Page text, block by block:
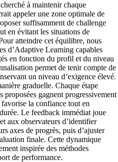
à maintenir chaque
appeler une zone optimale de
suffisamment de challenge
en évitant les situations de
atteindre cet équilibre, nous
d’Adaptive Learning capables
en fonction du profil et du niveau
permet de tenir compte de
un niveau d’exigence élevé.
graduelle. Chaque étape
proposées gagnent progressivement
la confiance tout en
Le feedback immédiat joue
aux observateurs d’identifier
axes de progrès, puis d’ajuster
finale. Cette dynamique
inspirée des méthodes
de performance.